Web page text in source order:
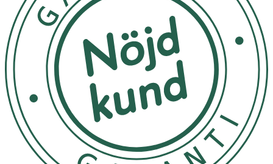
Potassium Sorbate, Cocamidopropyl Betaine, Glycol
Distearate, Laureth-10, Cocamide Mea, Citric Acid, CI
42090 (FD&C Blue No.1), CI 45410 (D&C Red 28), CI 17200
(D&C Red No.33).